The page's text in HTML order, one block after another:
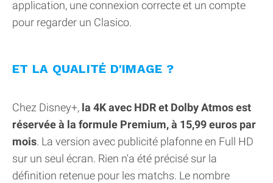
application, une connexion correcte et un compte
pour regarder un Clasico.
ET LA QUALITÉ D'IMAGE ?
Chez Disney+, la 4K avec HDR et Dolby Atmos est
réservée à la formule Premium, à 15,99 euros par
mois. La version avec publicité plafonne en Full HD
sur un seul écran. Rien n'a été précisé sur la
définition retenue pour les matchs. Le nombre